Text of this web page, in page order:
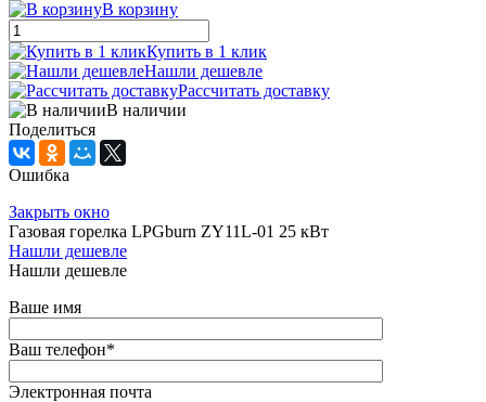
В корзину
Купить в 1 клик
Нашли дешевле
Рассчитать доставку
В наличии
Поделиться
Ошибка
Закрыть окно
Газовая горелка LPGburn ZY11L-01 25 кВт
Нашли дешевле
Нашли дешевле
Ваше имя
Ваш телефон*
Электронная почта